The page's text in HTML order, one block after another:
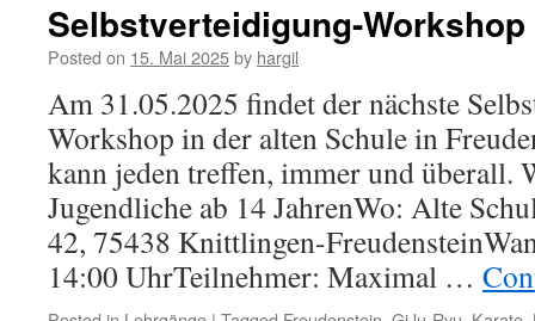
Selbstverteidigung-Workshop
Posted on 15. Mai 2025by hargil
Am 31.05.2025 findet der nächste
Workshop in der alten Schule in
kann jeden treffen, immer und überall.
Jugendliche ab 14 JahrenWo: Alte
42, 75438 Knittlingen-
14:00 UhrTeilnehmer: Maximal …